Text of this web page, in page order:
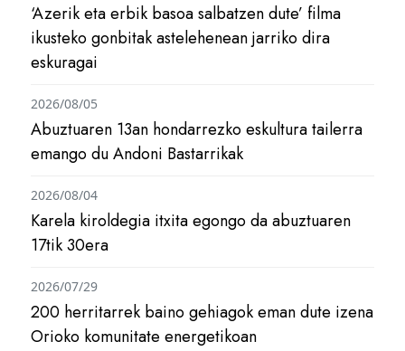
‘Azerik eta erbik basoa salbatzen dute’ filma
ikusteko gonbitak astelehenean jarriko dira
eskuragai
Abuztuaren 13an hondarrezko eskultura tailerra
emango du Andoni Bastarrikak
2026/08/05
Karela kiroldegia itxita egongo da abuztuaren
17tik 30era
2026/08/04
200 herritarrek baino gehiagok eman dute izena
Orioko komunitate energetikoan
2026/07/29